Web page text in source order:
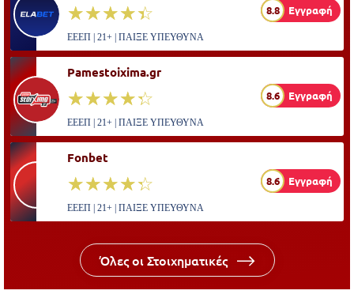
☆☆☆☆☆
★★★★★ 8.8 Εγγραφή
ΕΕΕΠ | 21+ | ΠΑΙΞΕ ΥΠΕΥΘΥΝΑ
Pamestoixima.gr
☆☆☆☆☆
★★★★★ 8.6 Εγγραφή
ΕΕΕΠ | 21+ | ΠΑΙΞΕ ΥΠΕΥΘΥΝΑ
Fonbet
☆☆☆☆☆
★★★★★ 8.6 Εγγραφή
ΕΕΕΠ | 21+ | ΠΑΙΞΕ ΥΠΕΥΘΥΝΑ
Όλες οι Στοιχηματικές